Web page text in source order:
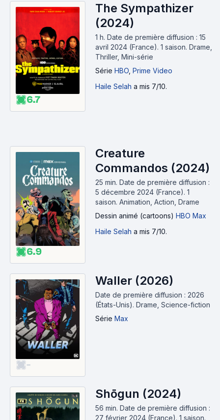
6.7
The Sympathizer
(2024)
1 h. Date de première diffusion : 15
avril 2024 (France). 1 saison. Drame,
Thriller, Mini-série
Série HBO Prime Video
Haile Selah a mis 7/10.
6.9
Creature
Commandos (2024)
25 min. Date de première diffusion :
5 décembre 2024 (France). 1
saison. Animation, Action, Drame
Dessin animé (cartoons) HBO Max
Haile Selah a mis 7/10.
-
Waller (2026)
Date de première diffusion : 2026
(États-Unis). Drame, Science-fiction
Série Max
Shōgun (2024)
56 min. Date de première diffusion :
27 février 2024 (France). 1 saison.